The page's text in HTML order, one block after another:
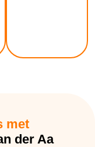
met
der Aa